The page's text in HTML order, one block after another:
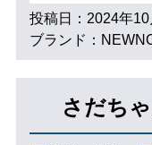
投稿日：2024年10
ブランド：
さだち